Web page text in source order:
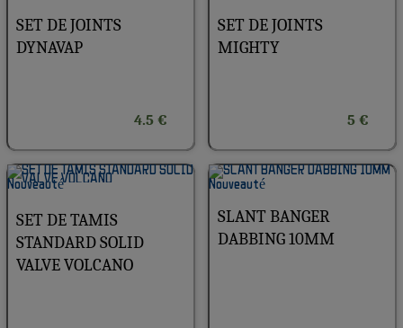
SET DE JOINTS
DYNAVAP
4.5 €
SET DE JOINTS
MIGHTY
5 €
SET DE TAMIS
STANDARD SOLID
VALVE VOLCANO
SLANT BANGER
DABBING 10MM